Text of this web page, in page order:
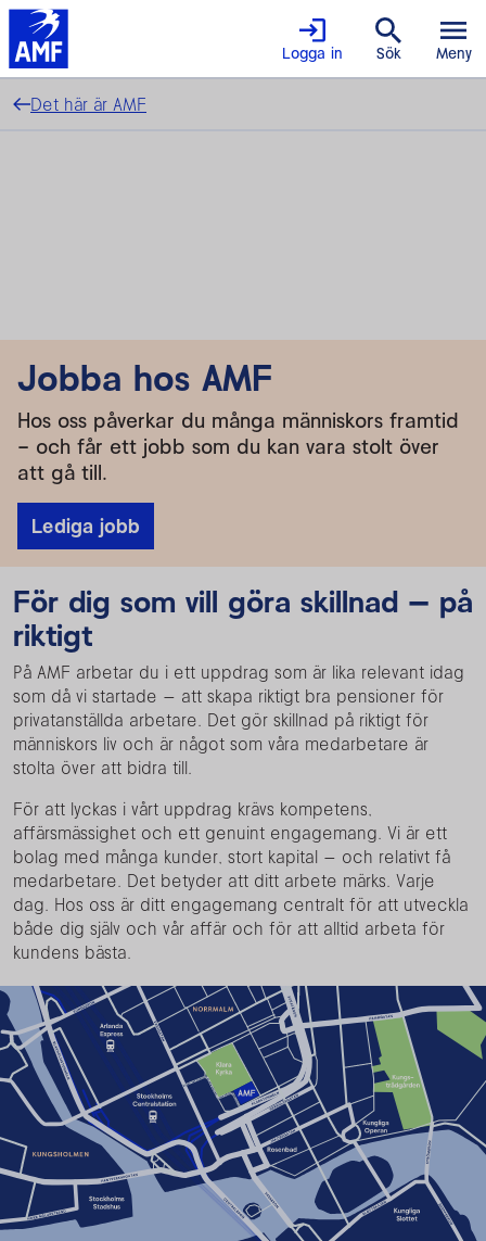
Logga in Sök Meny
Det här är AMF
Jobba hos AMF
Hos oss påverkar du många människors framtid
– och får ett jobb som du kan vara stolt över
att gå till.
Lediga jobb
För dig som vill göra skillnad — på
riktigt
På AMF arbetar du i ett uppdrag som är lika relevant idag
som då vi startade — att skapa riktigt bra pensioner för
privatanställda arbetare. Det gör skillnad på riktigt för
människors liv och är något som våra medarbetare är
stolta över att bidra till.
För att lyckas i vårt uppdrag krävs kompetens,
affärsmässighet och ett genuint engagemang. Vi är ett
bolag med många kunder, stort kapital — och relativt få
medarbetare. Det betyder att ditt arbete märks. Varje
dag. Hos oss är ditt engagemang centralt för att utveckla
både dig själv och vår affär och för att alltid arbeta för
kundens bästa.